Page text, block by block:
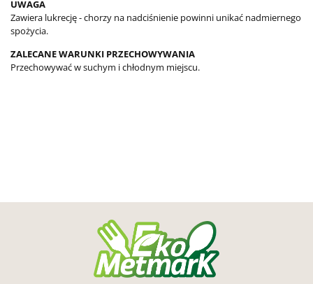
UWAGA
Zawiera lukrecję - chorzy na nadciśnienie powinni unikać nadmiernego
spożycia.
ZALECANE WARUNKI PRZECHOWYWANIA
Przechowywać w suchym i chłodnym miejscu.